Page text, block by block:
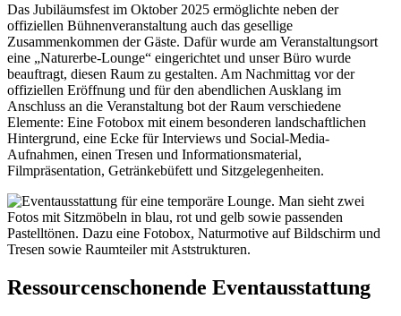
Das Jubiläumsfest im Oktober 2025 ermöglichte neben der
offiziellen Bühnenveranstaltung auch das gesellige
Zusammenkommen der Gäste. Dafür wurde am Veranstaltungsort
eine „Naturerbe-Lounge“ eingerichtet und unser Büro wurde
beauftragt, diesen Raum zu gestalten. Am Nachmittag vor der
offiziellen Eröffnung und für den abendlichen Ausklang im
Anschluss an die Veranstaltung bot der Raum verschiedene
Elemente: Eine Fotobox mit einem besonderen landschaftlichen
Hintergrund, eine Ecke für Interviews und Social-Media-
Aufnahmen, einen Tresen und Informationsmaterial,
Filmpräsentation, Getränkebüfett und Sitzgelegenheiten.
Ressourcenschonende Eventausstattung